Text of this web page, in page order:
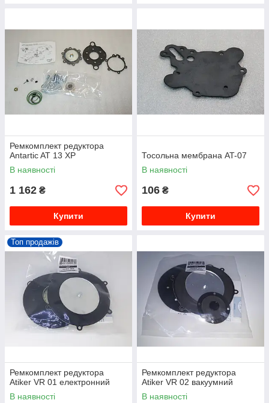
Ремкомплект редуктора
Antartic AT 13 XP
В наявності
1 162 ₴
Купити
Тосольна мембрана AT-07
В наявності
106 ₴
Купити
Топ продажів
Ремкомплект редуктора
Atiker VR 01 електронний
В наявності
Ремкомплект редуктора
Atiker VR 02 вакуумний
В наявності